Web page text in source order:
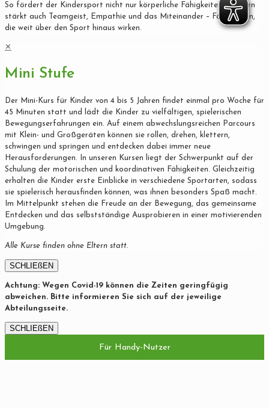
So fördert der Kindersport nicht nur körperliche Fähigkeiten, sondern
stärkt auch Teamgeist, Empathie und das Miteinander – Fähigkeiten,
die weit über den Sport hinaus wirken.
✕
Mini Stufe
Der Mini-Kurs für Kinder von 4 bis 5 Jahren findet einmal pro Woche für
45 Minuten statt und lädt die Kinder zu vielfältigen, spielerischen
Bewegungserfahrungen ein. Auf einem abwechslungsreichen Parcours
mit Klein- und Großgeräten können sie rollen, drehen, klettern,
schwingen und springen und entdecken dabei immer neue
Herausforderungen. In unseren Kursen liegt der Schwerpunkt auf der
Schulung der motorischen und koordinativen Fähigkeiten. Gleichzeitig
erhalten die Kinder erste Einblicke in verschiedene Sportarten, sodass
sie spielerisch herausfinden können, was ihnen besonders Spaß macht.
Im Mittelpunkt stehen die Freude an der Bewegung, das gemeinsame
Entdecken und das selbstständige Ausprobieren in einer motivierenden
Umgebung.
Alle Kurse finden ohne Eltern statt.
SCHLIEßEN
Achtung: Wegen Covid-19 können die Zeiten geringfügig
abweichen. Bitte informieren Sie sich auf der jeweilige
Abteilungsseite.
SCHLIEßEN
Für Handy-Nutzer